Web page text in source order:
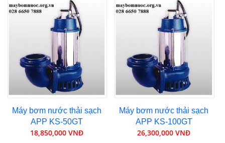
Máy bơm nước thải sạch
APP KS-50GT
18,850,000 VNĐ
Máy bơm nước thải sạch
APP KS-100GT
26,300,000 VNĐ